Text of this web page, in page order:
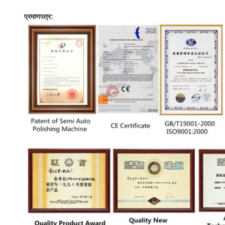
प्रमाणपत्र: